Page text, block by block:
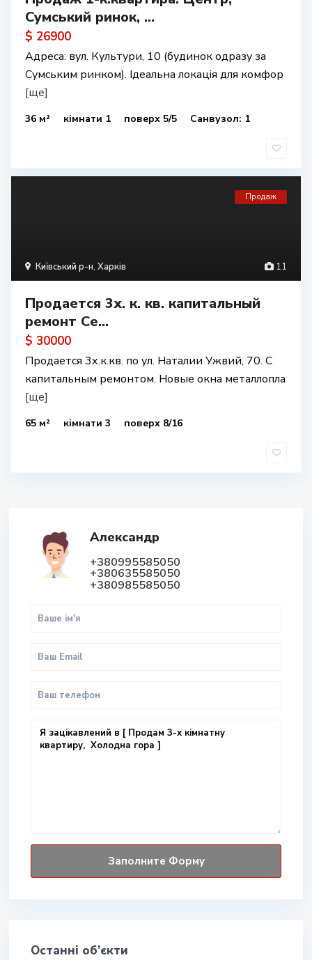
Сумський ринок, ...
$ 26900
Адреса: вул. Культури, 10 (будинок одразу за
Сумським ринком). Ідеальна локація для комфор
[ще]
36 м² кімнати 1 поверх 5/5 Санвузол: 1
11
Київський р-н, Харків
Продаж
Продается 3х. к. кв. капитальный
ремонт Се...
$ 30000
Продается 3х.к.кв. по ул. Наталии Ужвий, 70. С
капитальным ремонтом. Новые окна металлопла
[ще]
65 м² кімнати 3 поверх 8/16
Александр
+380995585050
+380635585050
+380985585050
Останні об’єкти